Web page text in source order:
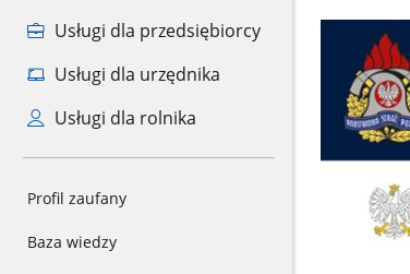
Usługi dla przedsiębiorcy
Usługi dla urzędnika
Usługi dla rolnika
Profil zaufany
Baza wiedzy